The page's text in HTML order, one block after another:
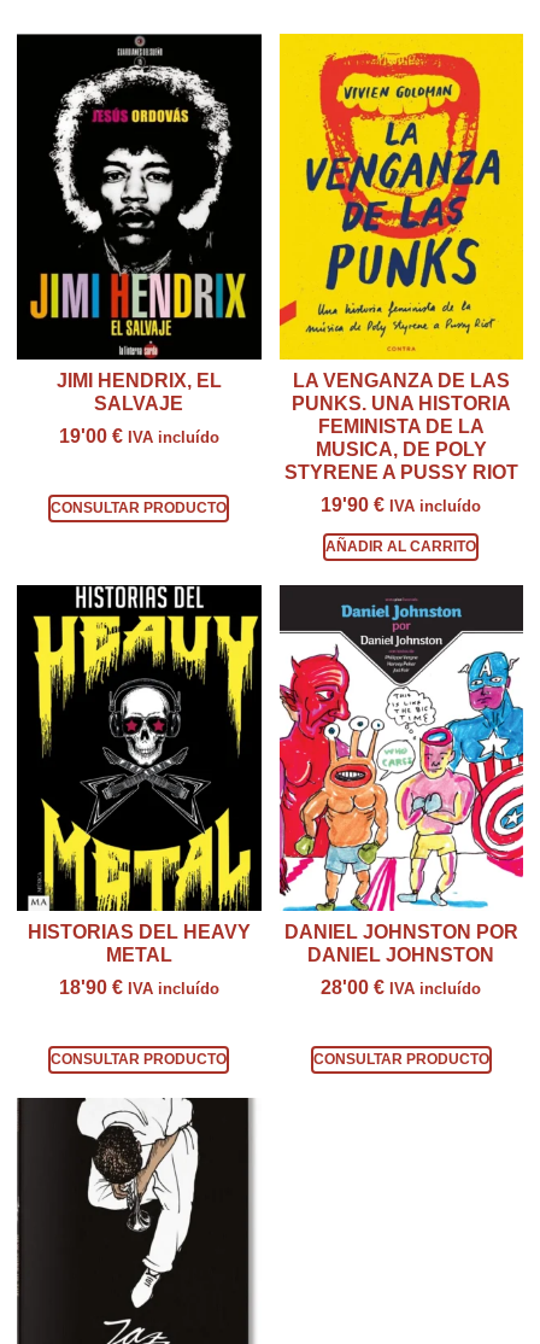
JIMI HENDRIX, EL
SALVAJE
19'00 € IVA incluído
CONSULTAR PRODUCTO
LA VENGANZA DE LAS
PUNKS. UNA HISTORIA
FEMINISTA DE LA
MUSICA, DE POLY
STYRENE A PUSSY RIOT
19'90€ IVA incluído
AÑADIR AL CARRITO
HISTORIAS DEL HEAVY
METAL
18'90 € IVA incluído
CONSULTAR PRODUCTO
DANIEL JOHNSTON POR
DANIEL JOHNSTON
28'00€ IVA incluído
CONSULTAR PRODUCTO